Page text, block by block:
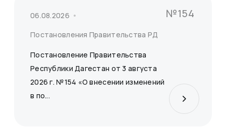
06.08.2026
Постановления Правительства РД
№154
Постановление Правительства
Республики Дагестан от 3 августа
2026 г. №154 «О внесении изменений
в по...